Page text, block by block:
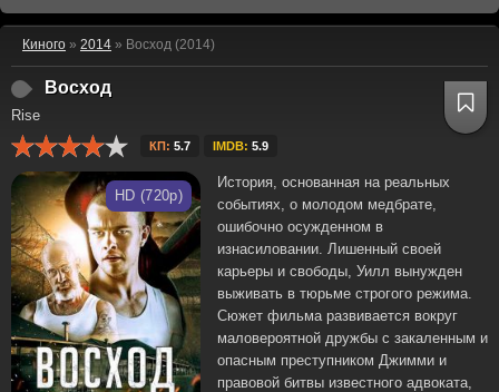
Киного » 2014 » Восход (2014)
Восход
Rise
КП: 5.7 IMDB: 5.9
HD (720p)
История, основанная на реальных
событиях, о молодом медбрате,
ошибочно осужденном в
изнасиловании. Лишенный своей
карьеры и свободы, Уилл вынужден
выживать в тюрьме строгого режима.
Сюжет фильма развивается вокруг
маловероятной дружбы с закаленным и
опасным преступником Джимми и
правовой битвы известного адвоката,